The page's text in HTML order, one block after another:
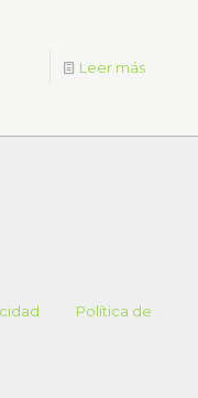
Leer más
Política de